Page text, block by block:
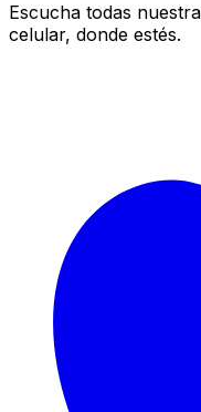
Escucha todas
celular, donde estés.